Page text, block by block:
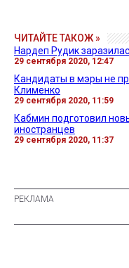
ЧИТАЙТЕ ТАКОЖ »
Нардеп Рудик
29 сентября 2020, 12:47
Кандидаты в мэры не
Клименко
29 сентября 2020, 11:59
Кабмин подготовил
иностранцев
29 сентября 2020, 11:37